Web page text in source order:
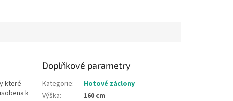
které
k
Doplňkové parametry
Kategorie:
Hotové záclony
Výška:
160 cm